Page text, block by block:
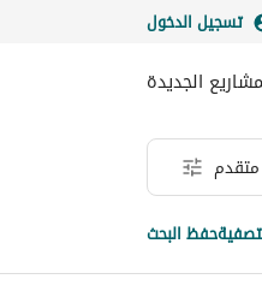
تسجيل الدخول
الجديدة
حفظ البحث